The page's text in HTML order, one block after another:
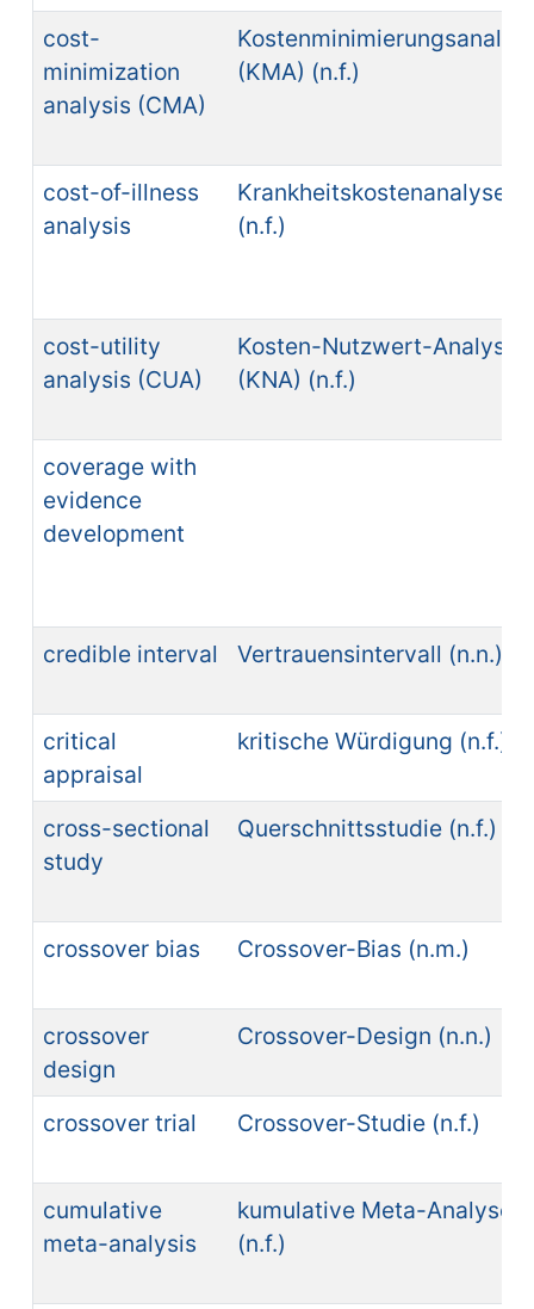
cost-
minimization
analysis (CMA)
(KMA) (n.f.)
cost-of-illness
analysis
Krankheitskostenanalyse
(n.f.)
cost-utility
analysis (CUA)
Kosten-Nutzwert-Analyse
(KNA) (n.f.)
coverage with
evidence
development
credible interval Vertrauensintervall (n.n.)
critical
appraisal
kritische Würdigung (n.f.)
cross-sectional
study
Querschnittsstudie (n.f.)
crossover bias Crossover-Bias (n.m.)
crossover
design
Crossover-Design (n.n.)
crossover trial Crossover-Studie (n.f.)
cumulative
meta-analysis
kumulative Meta-Analyse
(n.f.)